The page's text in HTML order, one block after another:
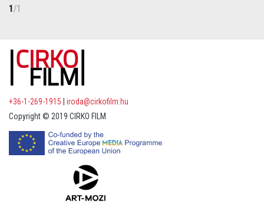
1/1
+36-1-269-1915
iroda@cirkofilm.hu
Copyright © 2019 CIRKO FILM